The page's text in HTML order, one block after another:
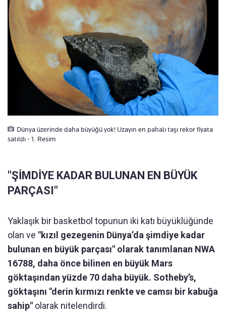
Dünya üzerinde daha büyüğü yok! Uzayın en pahalı taşı rekor fiyata
satıldı - 1. Resim
"ŞİMDİYE KADAR BULUNAN EN BÜYÜK
PARÇASI"
Yaklaşık bir basketbol topunun iki katı büyüklüğünde
olan ve "kızıl gezegenin Dünya’da şimdiye kadar
bulunan en büyük parçası" olarak tanımlanan NWA
16788, daha önce bilinen en büyük Mars
göktaşından yüzde 70 daha büyük. Sotheby’s,
göktaşını "derin kırmızı renkte ve camsı bir kabuğa
sahip" olarak nitelendirdi.